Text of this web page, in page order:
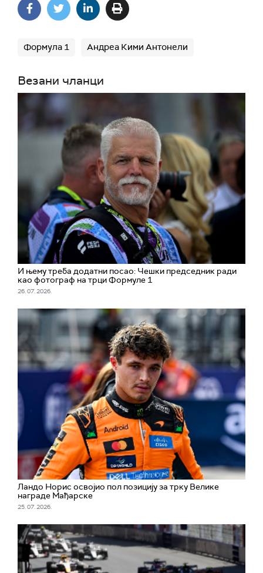
Формула 1 Андреа Кими Антонели
Везани чланци
И њему треба додатни посао: Чешки председник ради
као фотограф на трци Формуле 1
26. 07. 2026.
Ландо Норис освојио пол позицију за трку Велике
награде Мађарске
25. 07. 2026.